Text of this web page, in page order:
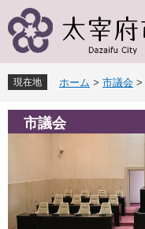
ー
先
頭
で
ニ
を
飛
ば
現在地 ホーム > 市議会 >
市議会